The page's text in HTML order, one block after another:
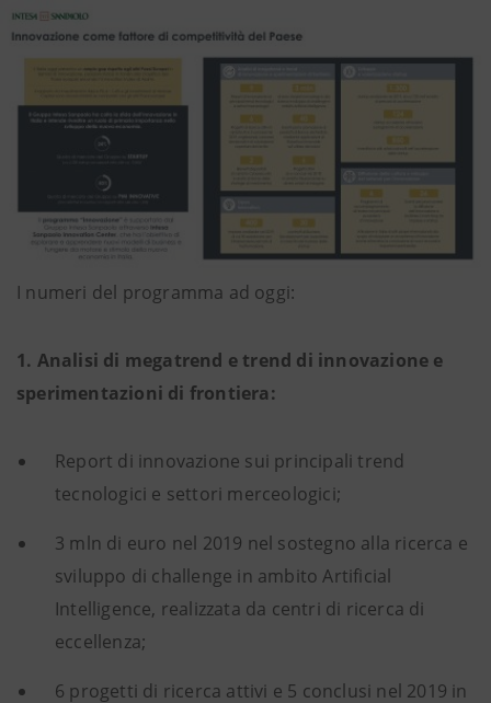
I numeri del programma ad oggi:
1. Analisi di megatrend e trend di innovazione e
sperimentazioni di frontiera:
Report di innovazione sui principali trend
tecnologici e settori merceologici;
3 mln di euro nel 2019 nel sostegno alla ricerca e
sviluppo di challenge in ambito Artificial
Intelligence, realizzata da centri di ricerca di
eccellenza;
6 progetti di ricerca attivi e 5 conclusi nel 2019 in